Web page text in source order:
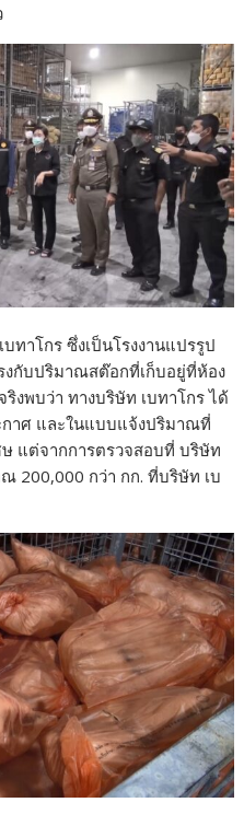
ทาโกร ซึ่งเป็นโรงงานแปรรูป
กับปริมาณสต๊อกที่เก็บอยู่ที่ห้อง
งพบว่า ทางบริษัท เบทาโกร ได้
าศ และในแบบแจ้งปริมาณที่
แต่จากการตรวจสอบที่ บริษัท
200,000 กว่า กก. ที่บริษัท เบ